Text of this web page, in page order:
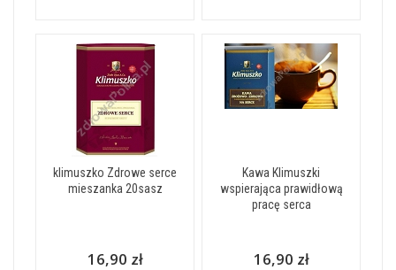
klimuszko Zdrowe serce
mieszanka 20sasz
16,90 zł
Kawa Klimuszki
wspierająca prawidłową
pracę serca
16,90 zł